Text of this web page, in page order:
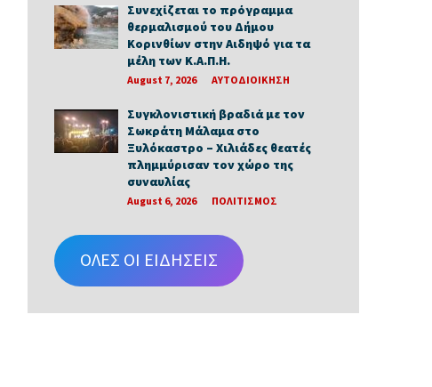
Συνεχίζεται το πρόγραμμα
θερμαλισμού του Δήμου
Κορινθίων στην Αιδηψό για τα
μέλη των Κ.Α.Π.Η.
August 7, 2026 ΑΥΤΟΔΙΟΙΚΗΣΗ
Συγκλονιστική βραδιά με τον
Σωκράτη Μάλαμα στο
Ξυλόκαστρο – Χιλιάδες θεατές
πλημμύρισαν τον χώρο της
συναυλίας
August 6, 2026 ΠΟΛΙΤΙΣΜΟΣ
ΟΛΕΣ ΟΙ ΕΙΔΗΣΕΙΣ